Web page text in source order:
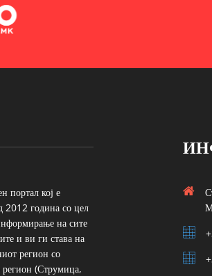
портал кој е
2012 година со цел
на сите
и ви ги става на
регион со
(Струмица,